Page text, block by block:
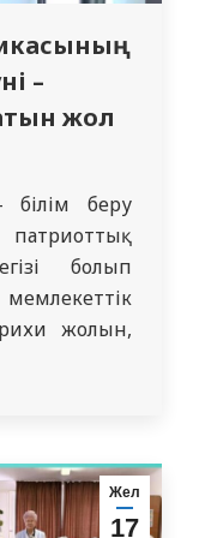
–
жол
білім беру
патриоттық
болып
жолын,
сақтау
күнінің
Жел
17